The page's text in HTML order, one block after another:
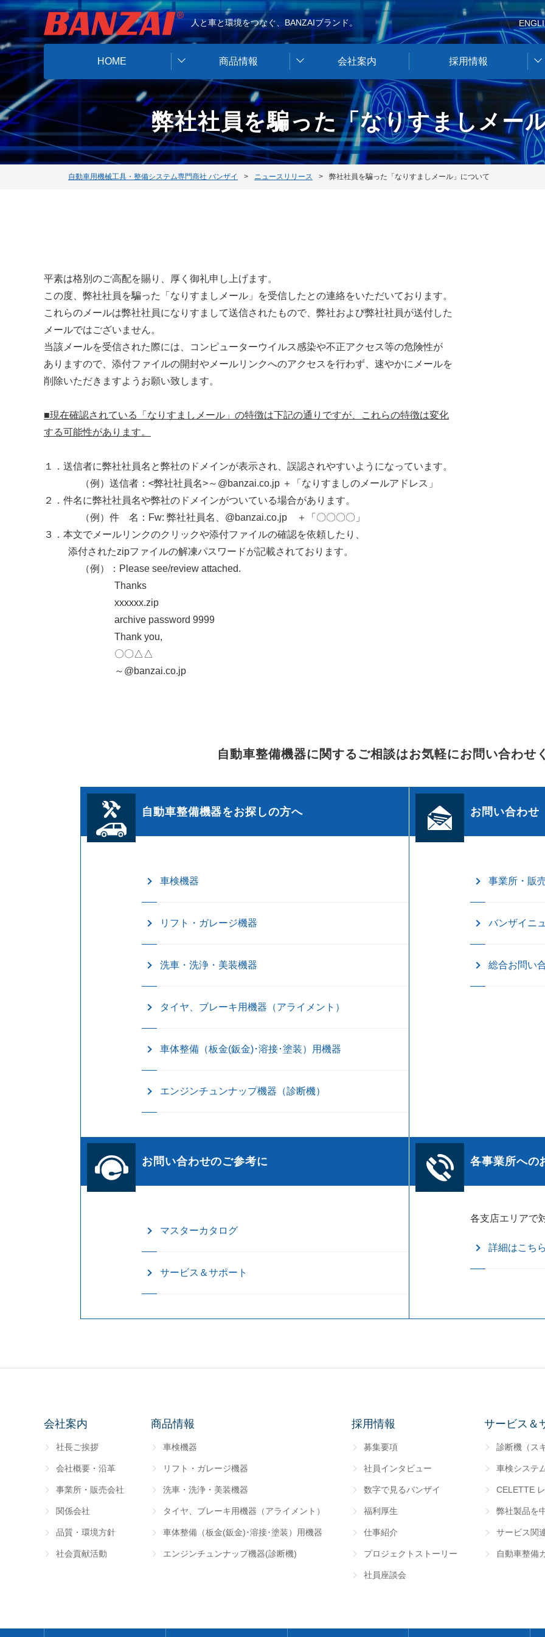
人と車と環境をつなぐ、BANZAIブランド。
HOME 商品情報 会社案内 採用情報
弊社社員を騙った「なりすましメー
自動車用機械工具・整備システム専門商社 バンザイ ニュースリリース 弊社社員を騙った「なりすましメール」について
平素は格別のご高配を賜り、厚く御礼申し上げます。
この度、弊社社員を騙った「なりすましメール」を受信したとの連絡をいただいております。
これらのメールは弊社社員になりすまして送信されたもので、弊社および弊社社員が送付した
メールではございません。
当該メールを受信された際には、コンピューターウイルス感染や不正アクセス等の危険性が
ありますので、添付ファイルの開封やメールリンクへのアクセスを行わず、速やかにメールを
削除いただきますようお願い致します。
■現在確認されている「なりすましメール」の特徴は下記の通りですが、これらの特徴は変化
する可能性があります。
１．送信者に弊社社員名と弊社のドメインが表示され、誤認されやすいようになっています。
（例）送信者：<弊社社員名>～@banzai.co.jp ＋「なりすましのメールアドレス」
２．件名に弊社社員名や弊社のドメインがついている場合があります。
（例）件 名：Fw: 弊社社員名、@banzai.co.jp ＋「〇〇〇〇」
３．本文でメールリンクのクリックや添付ファイルの確認を依頼したり、
添付されたzipファイルの解凍パスワードが記載されております。
（例）：Please see/review attached.
Thanks
xxxxxx.zip
archive password 9999
Thank you,
〇〇△△
～@banzai.co.jp
自動車整備機器に関するご相談はお気軽にお問い合わせ
自動車整備機器をお探しの方へ
車検機器
リフト・ガレージ機器
洗車・洗浄・美装機器
タイヤ、ブレーキ用機器（アライメント）
車体整備（板金(鈑金)･溶接･塗装）用機器
エンジンチュンナップ機器（診断機）
お問い合わせ
事業所・販
バンザイニ
総合お問い
お問い合わせのご参考に
マスターカタログ
サービス＆サポート
各事業所への
各支店エリアで
詳細はこちら
会社案内
社長ご挨拶
会社概要・沿革
事業所・販売会社
関係会社
品質・環境方針
社会貢献活動
商品情報
車検機器
リフト・ガレージ機器
洗車・洗浄・美装機器
タイヤ、ブレーキ用機器（アライメント）
車体整備（板金(鈑金)･溶接･塗装）用機器
エンジンチュンナップ機器(診断機)
採用情報
募集要項
社員インタビュー
数字で見るバンザイ
福利厚生
仕事紹介
プロジェクトストーリー
社員座談会
サービス＆
診断機（ス
車検システ
CELETTE
弊社製品を
サービス関
自動車整備